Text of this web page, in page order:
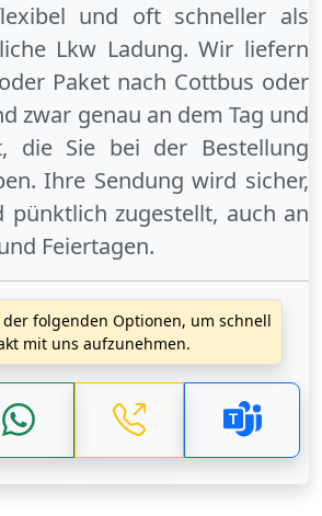
und oft schneller als
Lkw Ladung. Wir liefern
Paket nach Cottbus oder
zwar genau an dem Tag und
die Sie bei der Bestellung
Ihre Sendung wird sicher,
pünktlich zugestellt, auch an
Feiertagen.
der folgenden Optionen, um schnell
mit uns aufzunehmen.